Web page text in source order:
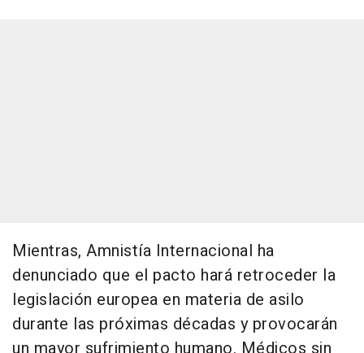
Mientras, Amnistía Internacional ha
denunciado que el pacto hará retroceder la
legislación europea en materia de asilo
durante las próximas décadas y provocarán